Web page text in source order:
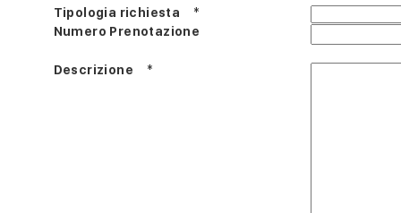
Tipologia richiesta
*
Numero Prenotazione
Descrizione *